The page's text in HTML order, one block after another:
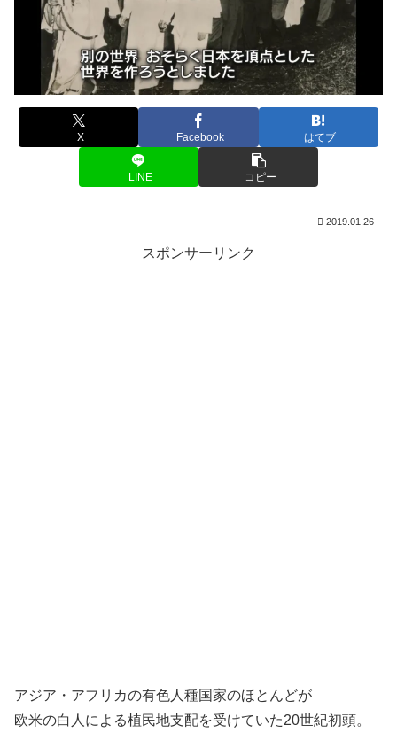
X Facebook はてブ
LINE コピー
2019.01.26
スポンサーリンク
アジア・アフリカの有色人種国家のほとんどが
欧米の白人による植民地支配を受けていた20世紀初頭。